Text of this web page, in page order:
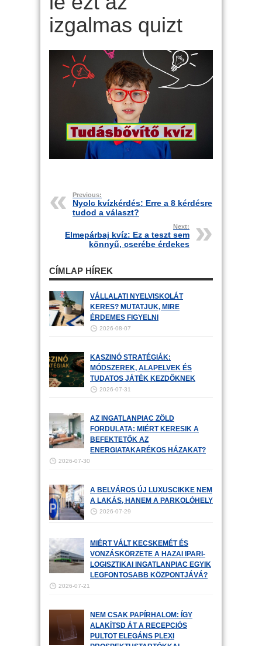
izgalmas quizt
Previous:
Nyolc kvízkérdés: Erre a 8 kérdésre
tudod a választ?
Next:
Elmepárbaj kvíz: Ez a teszt sem
könnyű, cserébe érdekes
CÍMLAP HÍREK
VÁLLALATI NYELVISKOLÁT
KERES? MUTATJUK, MIRE
ÉRDEMES FIGYELNI
2026-08-07
KASZINÓ STRATÉGIÁK:
MÓDSZEREK, ALAPELVEK ÉS
TUDATOS JÁTÉK KEZDŐKNEK
2026-07-31
AZ INGATLANPIAC ZÖLD
FORDULATA: MIÉRT KERESIK A
BEFEKTETŐK AZ
ENERGIATAKARÉKOS HÁZAKAT?
2026-07-30
A BELVÁROS ÚJ LUXUSCIKKE NEM
A LAKÁS, HANEM A PARKOLÓHELY
2026-07-29
MIÉRT VÁLT KECSKEMÉT ÉS
VONZÁSKÖRZETE A HAZAI IPARI-
LOGISZTIKAI INGATLANPIAC EGYIK
LEGFONTOSABB KÖZPONTJÁVÁ?
2026-07-21
NEM CSAK PAPÍRHALOM: ÍGY
ALAKÍTSD ÁT A RECEPCIÓS
PULTOT ELEGÁNS PLEXI